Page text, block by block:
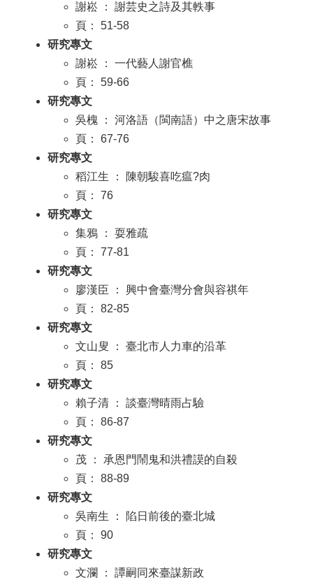
謝崧 ： 謝芸史之詩及其軼事
頁： 51-58
研究專文
謝崧 ： 一代藝人謝官樵
頁： 59-66
研究專文
吳槐 ： 河洛語（閩南語）中之唐宋故事
頁： 67-76
研究專文
稻江生 ： 陳朝駿喜吃瘟?肉
頁： 76
研究專文
集鴉 ： 耍雅疏
頁： 77-81
研究專文
廖漢臣 ： 興中會臺灣分會與容祺年
頁： 82-85
研究專文
文山叟 ： 臺北市人力車的沿革
頁： 85
研究專文
賴子清 ： 談臺灣晴雨占驗
頁： 86-87
研究專文
茂 ： 承恩門鬧鬼和洪禮謨的自殺
頁： 88-89
研究專文
吳南生 ： 陷日前後的臺北城
頁： 90
研究專文
文瀾 ： 譚嗣同來臺謀新政